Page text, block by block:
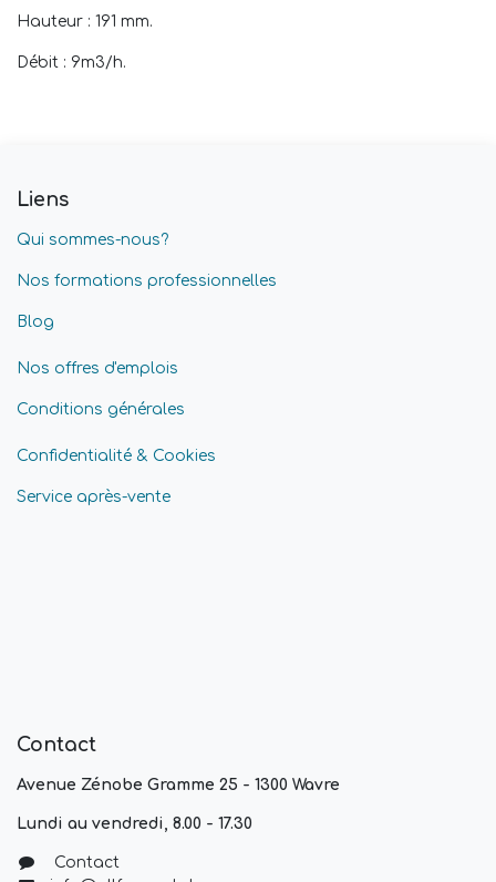
Hauteur : 191 mm.
Débit : 9m3/h.
Liens
Qui sommes-nous?
Nos formations professionnelles
Blog
Nos offres d'emplois
Conditions générales
Confidentialité & Cookies
Service après-vente
Contact
Avenue Zénobe Gramme 25 - 1300 Wavre
Lundi au vendredi, 8.00 - 17.30
Contact